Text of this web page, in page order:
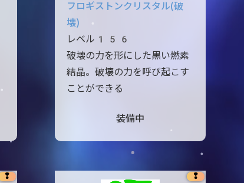
フロギストンクリスタル(破
壊)
レベル156
破壊の力を形にした黒い燃素
結晶。破壊の力を呼び起こす
ことができる
装備中
❢ ❢